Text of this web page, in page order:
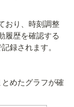
おり、時刻調整
履歴を確認する
録されます。
めたグラフが確